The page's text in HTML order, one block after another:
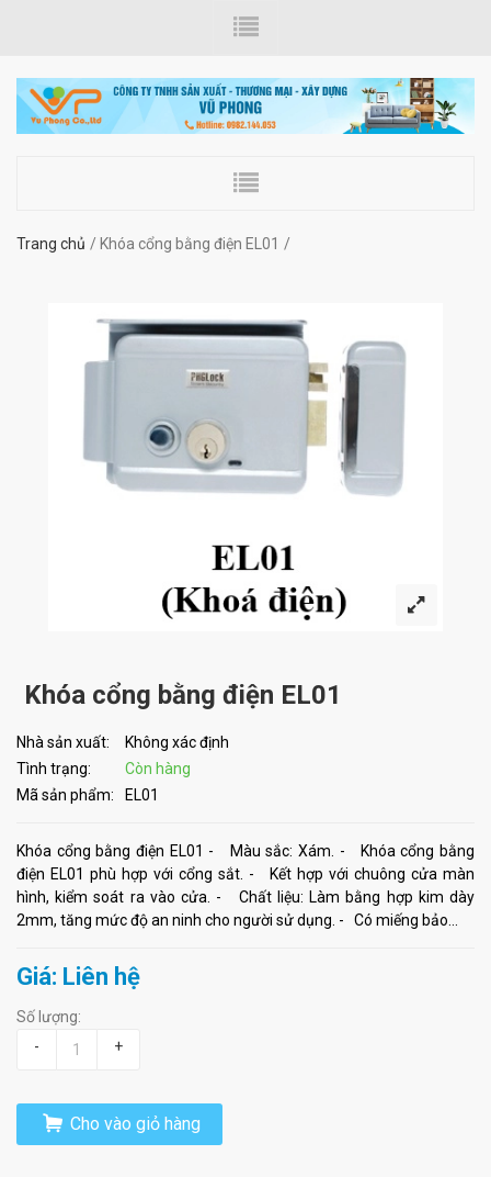
Trang chủ Khóa cổng bằng điện EL01
Khóa cổng bằng điện EL01
Nhà sản xuất:
Không xác định
Tình trạng:
Còn hàng
Mã sản phẩm:
EL01
Khóa cổng bằng điện EL01 - Màu sắc: Xám. - Khóa cổng bằng
điện EL01 phù hợp với cổng sắt. - Kết hợp với chuông cửa màn
hình, kiểm soát ra vào cửa. - Chất liệu: Làm bằng hợp kim dày
2mm, tăng mức độ an ninh cho người sử dụng. - Có miếng bảo...
Giá: Liên hệ
Số lượng:
-
+
Cho vào giỏ hàng